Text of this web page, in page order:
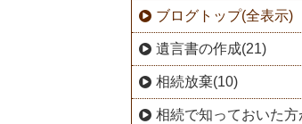
ブログトップ(全表示)
遺言書の作成(21)
相続放棄(10)
相続で知っておいた方